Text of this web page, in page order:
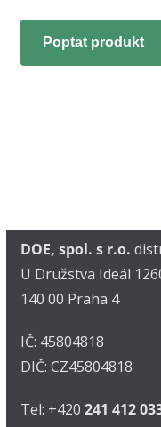
Poptat produkt
DOE, spol. s r.o.
U Družstva Ideál
140 00 Praha 4
IČ: 45804818
DIČ: CZ45804818
Tel: +420 241 412